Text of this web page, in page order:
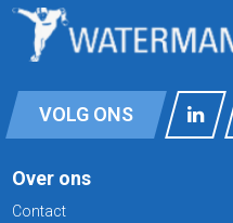
VOLG ONS
Over ons
Contact